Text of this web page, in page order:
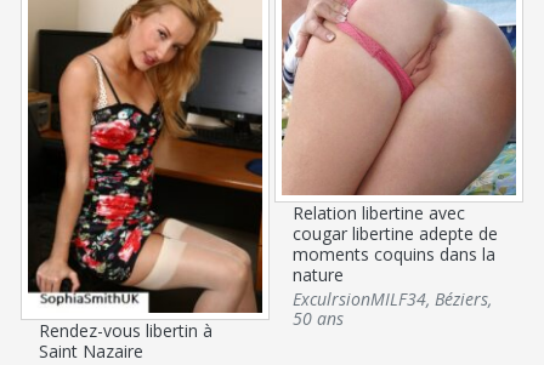
Rendez-vous libertin à
Saint Nazaire
Relation libertine avec
cougar libertine adepte de
moments coquins dans la
nature
ExculrsionMILF34,Béziers,
50 ans